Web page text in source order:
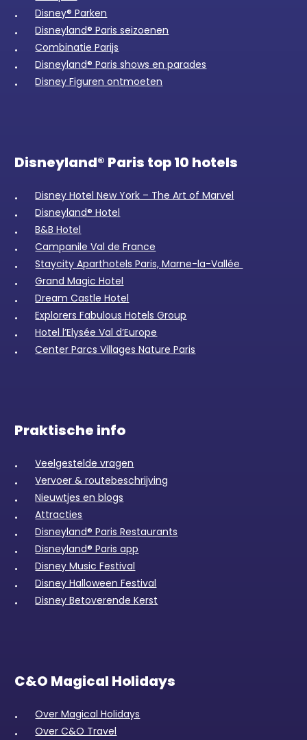
Disney® Parken
Disneyland® Paris seizoenen
Combinatie Parijs
Disneyland® Paris shows en parades
Disney Figuren ontmoeten
Disneyland® Paris top 10 hotels
Disney Hotel New York – The Art of Marvel
Disneyland® Hotel
B&B Hotel
Campanile Val de France
Staycity Aparthotels Paris, Marne-la-Vallée
Grand Magic Hotel
Dream Castle Hotel
Explorers Fabulous Hotels Group
Hotel l’Elysée Val d’Europe
Center Parcs Villages Nature Paris
Praktische info
Veelgestelde vragen
Vervoer & routebeschrijving
Nieuwtjes en blogs
Attracties
Disneyland® Paris Restaurants
Disneyland® Paris app
Disney Music Festival
Disney Halloween Festival
Disney Betoverende Kerst
C&O Magical Holidays
Over Magical Holidays
Over C&O Travel